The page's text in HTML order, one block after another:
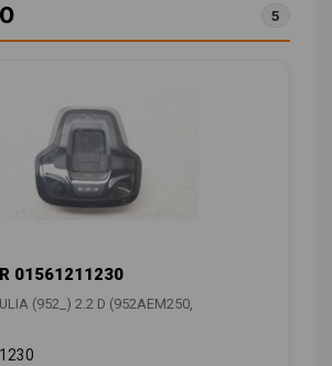
5
01561211230
(952_) 2.2 D (952AEM250,